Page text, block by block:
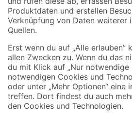
Sicher einkaufen
Jetzt die toom-App herunterladen